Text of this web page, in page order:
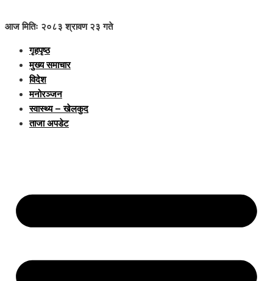
आज मितिः २०८३ श्रावण २३ गते
गृहपृष्ठ
मुख्य समाचार
विदेश
मनोरञ्जन
स्वास्थ्य – खेलकुद
ताजा अपडेट